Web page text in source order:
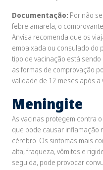
Documentação: Por não
febre amarela, o
Anvisa recomenda que os
embaixada ou consulado do
tipo de vacinação está sendo
as formas de comprovação
validade de 12 meses após a
Meningite
As vacinas protegem contra o
que pode causar inflamação
cérebro. Os sintomas mais
alta, fraqueza, vômitos e
seguida, pode provocar